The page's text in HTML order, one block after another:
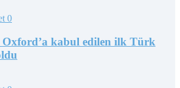
0
Oxford’a kabul edilen ilk Türk